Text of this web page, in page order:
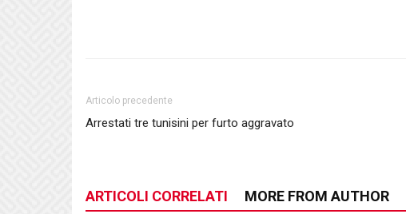
Articolo precedente
Arrestati tre tunisini per furto aggravato
ARTICOLI CORRELATI MORE FROM AUTHOR